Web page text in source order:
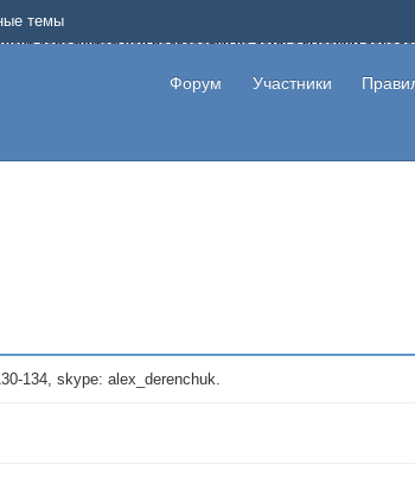
дополнительной подработки на дому с высоким
что это лохотрон, чтобы другие пользователи не
своими пригласительными ссылками и первая прибыль не
Форум Участники
темы
skype: alex_derenchuk.